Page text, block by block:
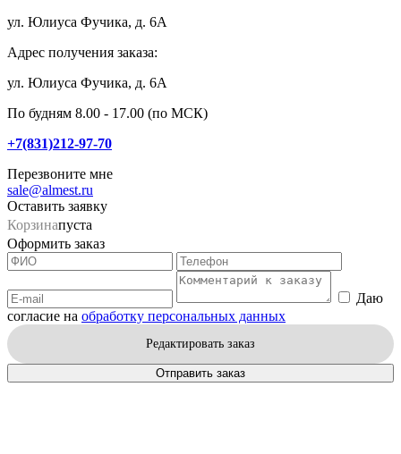
ул. Юлиуса Фучика, д. 6А
Адрес получения заказа:
ул. Юлиуса Фучика, д. 6А
По будням 8.00 - 17.00 (по МСК)
+7(831)212-97-70
Перезвоните мне
sale@almest.ru
Оставить заявку
Корзинапуста
Оформить заказ
Даю
согласие на обработку персональных данных
Редактировать заказ
Отправить заказ